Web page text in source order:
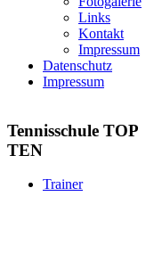
Links
Kontakt
Impressum
Datenschutz
Impressum
Tennisschule TOP
TEN
Trainer